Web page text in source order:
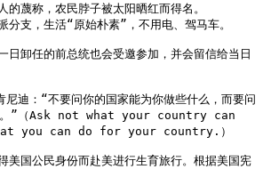
蔑称，农民脖子被太阳晒红而得名。
支，生活“原始朴素”，不用电、驾马车。
卸任的前总统也会受邀参加，并会留信给当日
尼迪：“不要问你的国家能为你做些什么，而要问
么。”（Ask not what your country can
you can do for your country.）
国公民身份而赴美进行生育旅行。根据美国宪